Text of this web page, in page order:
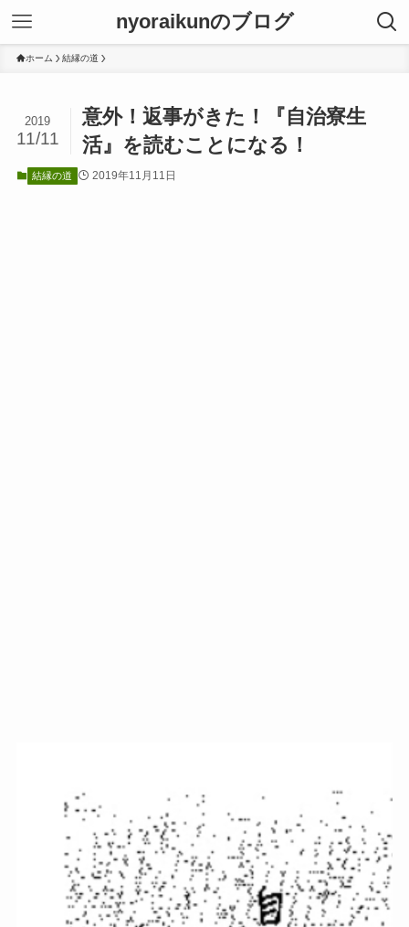
nyoraikunのブログ
ホーム 結縁の道
意外！返事がきた！『自治寮生
活』を読むことになる！
2019
11/11
結縁の道 2019年11月11日